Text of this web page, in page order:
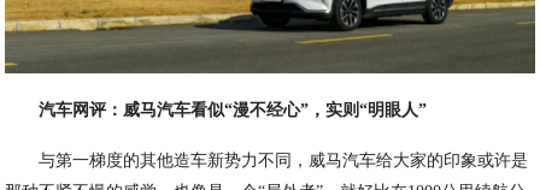
汽车网评：威马汽车看似“漫不经心”，实则“明眼人”
与第一梯度的其他造车新势力不同，威马汽车给大家的印象或许是